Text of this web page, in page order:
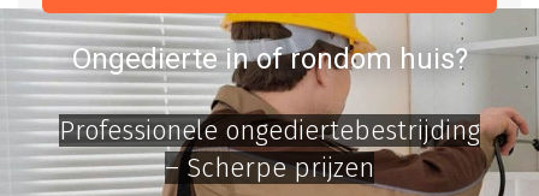
Ongedierte in of rondom huis?
Professionele ongediertebestrijding
– Scherpe prijzen